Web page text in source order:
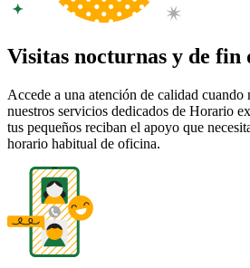
Visitas nocturnas y de fin
Accede a una atención de calidad cuando
nuestros servicios dedicados de Horario
tus pequeños reciban el apoyo que
horario habitual de oficina.